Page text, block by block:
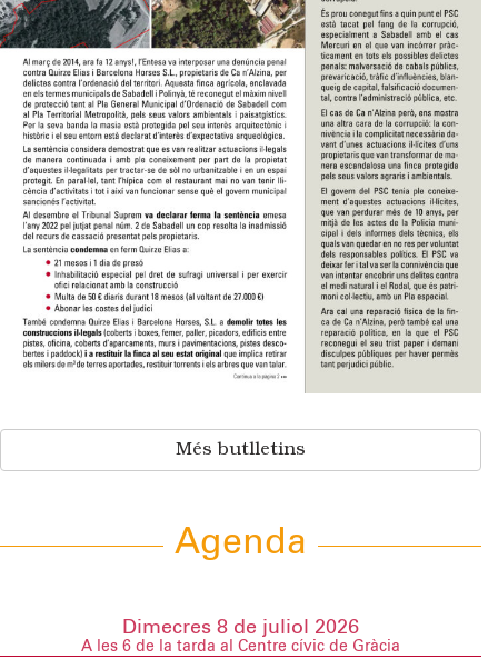
Més butlletins
Agenda
Dimecres 8 de juliol 2026
A les 6 de la tarda al Centre cívic de Gràcia